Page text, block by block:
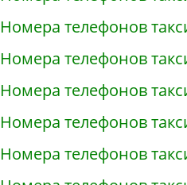
Номера телефонов
Номера телефонов
Номера телефонов
Номера телефонов
Номера телефонов